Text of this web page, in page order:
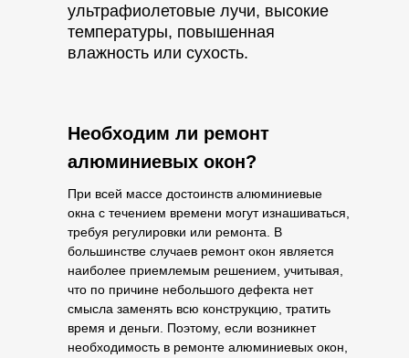
ультрафиолетовые лучи, высокие
температуры, повышенная
влажность или сухость.
Необходим ли ремонт
алюминиевых окон?
При всей массе достоинств алюминиевые
окна с течением времени могут изнашиваться,
требуя регулировки или ремонта. В
большинстве случаев ремонт окон является
наиболее приемлемым решением, учитывая,
что по причине небольшого дефекта нет
смысла заменять всю конструкцию, тратить
время и деньги. Поэтому, если возникнет
необходимость в ремонте алюминиевых окон,